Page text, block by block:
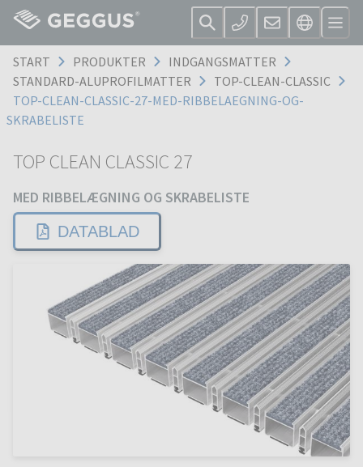
START PRODUKTER
INDGANGSMATTER
STANDARD-ALUPROFILMATTER
TOP-CLEAN-CLASSIC
TOP-CLEAN-CLASSIC-27-MED-RIBBELAEGNING-OG-
SKRABELISTE
TOP CLEAN CLASSIC 27
MED RIBBELÆGNING OG SKRABELISTE
DATABLAD